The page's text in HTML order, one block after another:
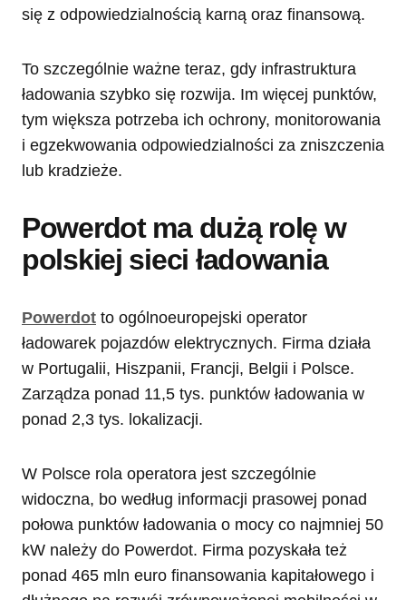
się z odpowiedzialnością karną oraz finansową.
To szczególnie ważne teraz, gdy infrastruktura
ładowania szybko się rozwija. Im więcej punktów,
tym większa potrzeba ich ochrony, monitorowania
i egzekwowania odpowiedzialności za zniszczenia
lub kradzieże.
Powerdot ma dużą rolę w
polskiej sieci ładowania
Powerdot to ogólnoeuropejski operator
ładowarek pojazdów elektrycznych. Firma działa
w Portugalii, Hiszpanii, Francji, Belgii i Polsce.
Zarządza ponad 11,5 tys. punktów ładowania w
ponad 2,3 tys. lokalizacji.
W Polsce rola operatora jest szczególnie
widoczna, bo według informacji prasowej ponad
połowa punktów ładowania o mocy co najmniej 50
kW należy do Powerdot. Firma pozyskała też
ponad 465 mln euro finansowania kapitałowego i